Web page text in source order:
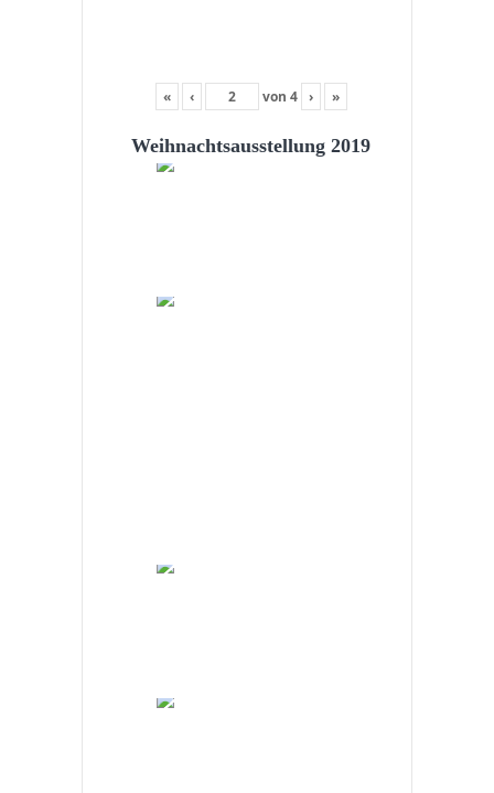
« ‹ von 4 › »
Weihnachtsausstellung 2019